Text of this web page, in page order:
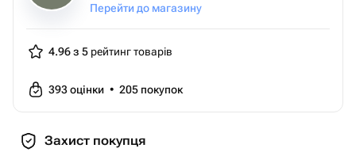
Перейти до магазину
4.96 з 5 рейтинг товарів
393оцінки • 205 покупок
Захист покупця